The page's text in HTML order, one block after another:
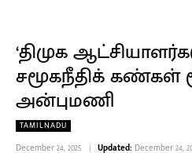
‘திமுக
சமூகநீதிக் கண்கள்
அன்புமணி
TAMILNADU
December 24, 2025 Updated: December 24,